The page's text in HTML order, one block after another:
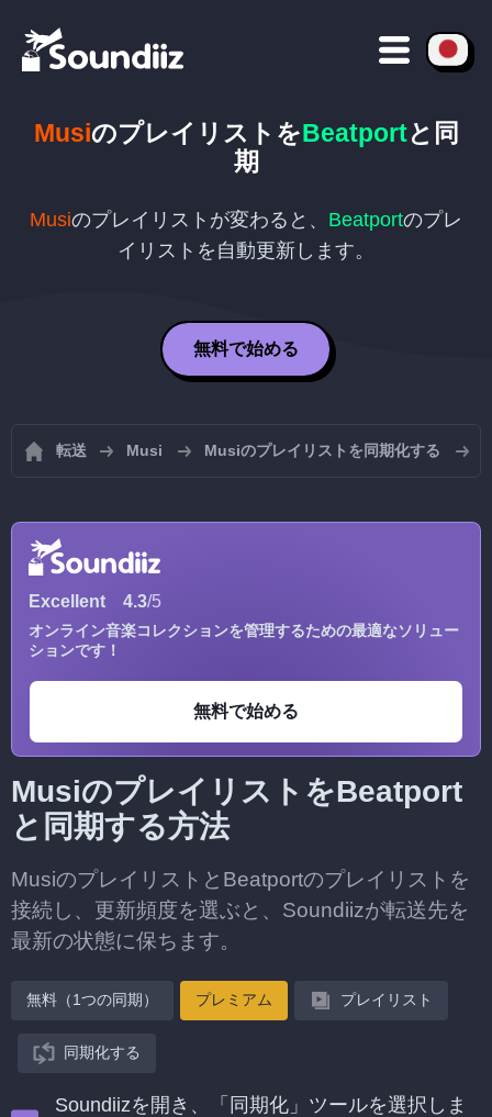
MusiのプレイリストをBeatportと同
期
Musiのプレイリストが変わると、 Beatportのプレ
イリストを自動更新します。
無料で始める
転送 Musi Musiのプレイリストを同期化する
Excellent 4.3/5
オンライン音楽コレクションを管理するための最適なソリュー
ションです！
無料で始める
MusiのプレイリストをBeatport
と同期する方法
MusiのプレイリストとBeatportのプレイリストを
接続し、更新頻度を選ぶと、Soundiizが転送先を
最新の状態に保ちます。
無料（1つの同期） プレミアム プレイリスト
同期化する
Soundiizを開き、「同期化」ツールを選択しま